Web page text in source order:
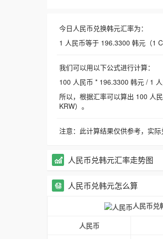
今日人民币兑换韩元汇率为：
1 人民币等于 196.3300 韩元（1
我们可以用以下公式进行计算：
100 人民币 * 196.3300 韩元 / 1
所以，根据汇率可以算出 100 人
KRW）。
注意：此计算结果仅供参考，实
人民币兑韩元汇率走势图
人民币兑韩元怎么算
人民币兑
人民币